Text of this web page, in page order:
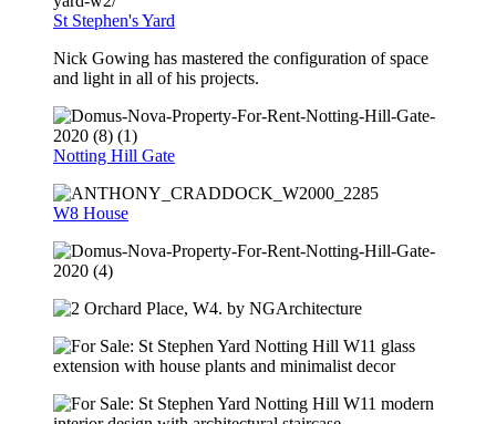
St Stephen's Yard
Nick Gowing has mastered the configuration of space
and light in all of his projects.
Notting Hill Gate
W8 House